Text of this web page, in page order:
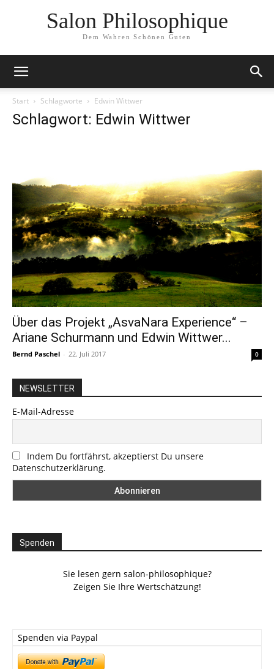
Salon Philosophique
Dem Wahren Schönen Guten
Start Schlagworte Edwin Wittwer
Schlagwort: Edwin Wittwer
Über das Projekt „AsvaNara Experience“ –
Ariane Schurmann und Edwin Wittwer...
Bernd Paschel - 22. Juli 2017 0
NEWSLETTER
E-Mail-Adresse
Indem Du fortfährst, akzeptierst Du unsere
Datenschutzerklärung.
Spenden
Sie lesen gern salon-philosophique?
Zeigen Sie Ihre Wertschätzung!
Spenden via Paypal